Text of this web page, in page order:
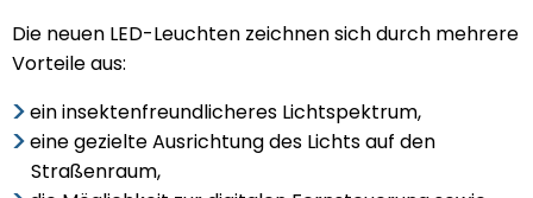
Die neuen LED-Leuchten zeichnen sich durch mehrere
Vorteile aus:
ein insektenfreundlicheres Lichtspektrum,
eine gezielte Ausrichtung des Lichts auf den
Straßenraum,